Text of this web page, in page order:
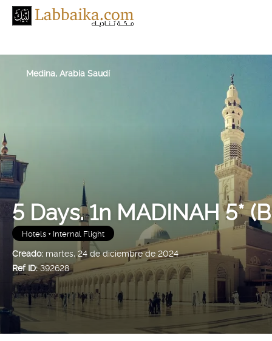
5 Days. 1n MADINAH 5*
Hotels + Internal Flight
Creado: martes, 24 de diciembre de 2024
Ref ID:392628
Medina, Arabia Saudí